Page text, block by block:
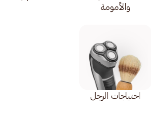
والأمومة
احتياجات الرجل